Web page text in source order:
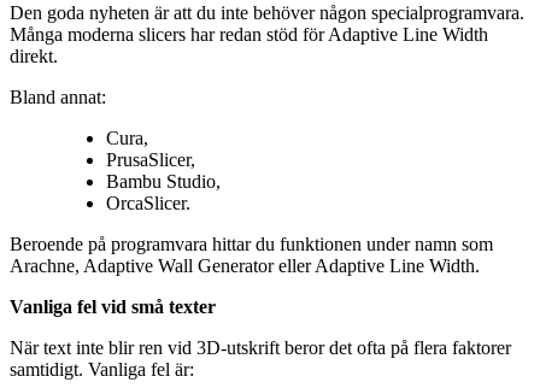
Den goda nyheten är att du inte behöver någon specialprogramvara.
Många moderna slicers har redan stöd för Adaptive Line Width
direkt.
Bland annat:
Cura,
PrusaSlicer,
Bambu Studio,
OrcaSlicer.
Beroende på programvara hittar du funktionen under namn som
Arachne, Adaptive Wall Generator eller Adaptive Line Width.
Vanliga fel vid små texter
När text inte blir ren vid 3D-utskrift beror det ofta på flera faktorer
samtidigt. Vanliga fel är: